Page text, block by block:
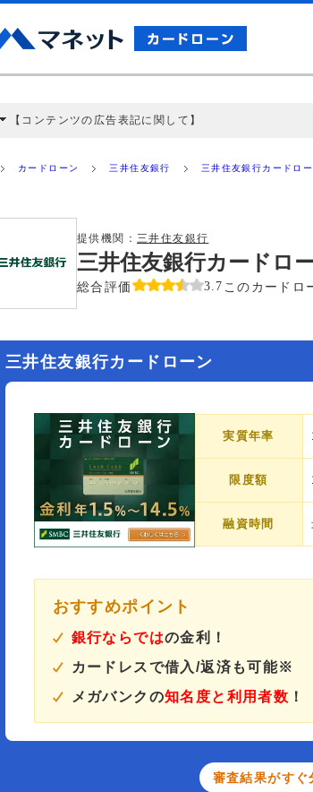
【コンテンツの広告表記に関して】
ミ収集などに基づき、公平性を担保した情報提供を行って
カードローン 三井住友銀行 三井住友銀行カードロー
提供機関： 三井住友銀行
三井住友銀行カードロ
総合評価 3.7 このカードロ
三井住友銀行カードローン
実質年率
限度額
融資時間
おすすめポイント
銀行ならではの金利！
カードレスで借入/返済も可能※
メガバンクの知名度と利用者数 ！
審査結果がす